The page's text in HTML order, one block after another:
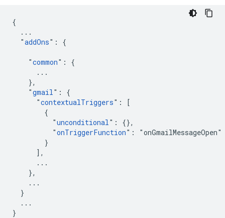
{
  ...
  "
addOns": {
    "
common": {
      ...
    },
    "
gmail": {
      "
contextualTriggers": [
        {
          "
unconditional": {},
          "
onTriggerFunction": "onGmailMessageOpen"
        }
      ],
      ...
    },
    ...
  }
  ...
}